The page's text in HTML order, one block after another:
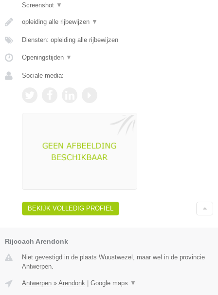
Screenshot ▼
opleiding alle rijbewijzen ▼
Diensten: opleiding alle rijbewijzen
Openingstijden ▼
Sociale media:
BEKIJK VOLLEDIG PROFIEL
Rijcoach Arendonk
Niet gevestigd in de plaats Wuustwezel, maar wel in de provincie
Antwerpen.
Antwerpen » Arendonk Google maps ▼